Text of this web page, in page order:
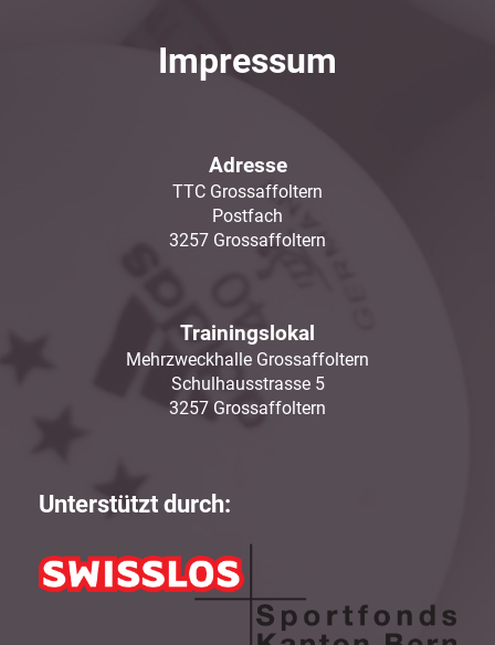
Impressum
Adresse
TTC Grossaffoltern
Postfach
3257 Grossaffoltern
Trainingslokal
Mehrzweckhalle Grossaffoltern
Schulhausstrasse 5
3257 Grossaffoltern
Unterstützt durch: